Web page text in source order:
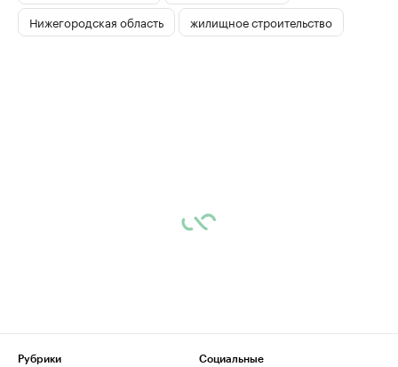
Нижегородская область
жилищное строительство
Рубрики
Социальные